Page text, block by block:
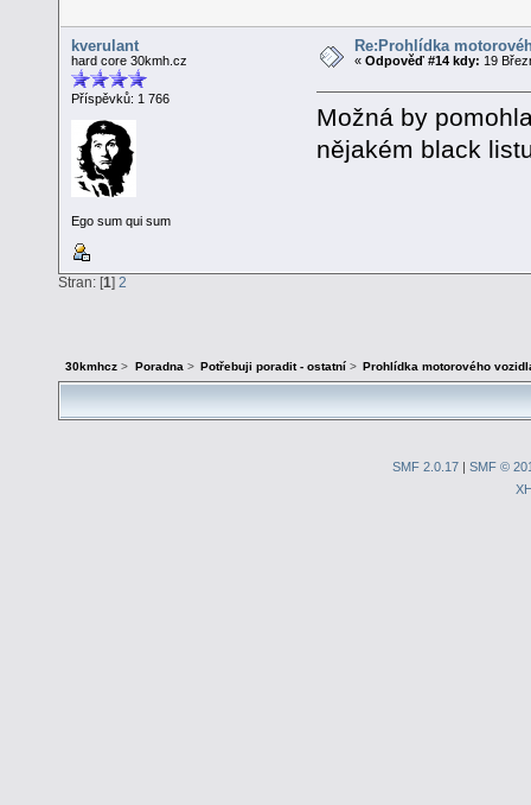
kverulant
hard core 30kmh.cz
Příspěvků: 1 766
Ego sum qui sum
Re:Prohlídka
«Odpověď #14 kdy: 19
Možná by
nějakém black
Stran: [1] 2
30kmhcz > Poradna > Potřebuji poradit - ostatní> Prohlídka motorového
SMF 2.0.17| SMF ©